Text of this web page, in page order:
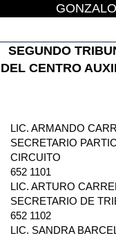
SEGUNDO
DEL CENTRO
LIC. ARMANDO
SECRETARIO
CIRCUITO
652 1101
LIC. ARTURO
SECRETARIO DE
652 1102
LIC. SANDRA